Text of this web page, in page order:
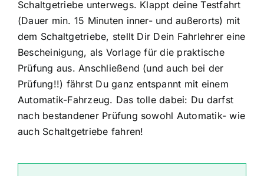
Schaltgetriebe unterwegs. Klappt deine Testfahrt
(Dauer min. 15 Minuten inner- und außerorts) mit
dem Schaltgetriebe, stellt Dir Dein Fahrlehrer eine
Bescheinigung, als Vorlage für die praktische
Prüfung aus. Anschließend (und auch bei der
Prüfung!!) fährst Du ganz entspannt mit einem
Automatik-Fahrzeug. Das tolle dabei: Du darfst
nach bestandener Prüfung sowohl Automatik- wie
auch Schaltgetriebe fahren!